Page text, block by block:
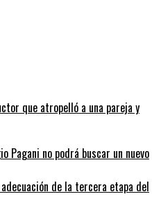
que atropelló a una pareja y
Pagani no podrá buscar un nuevo
de la tercera etapa del